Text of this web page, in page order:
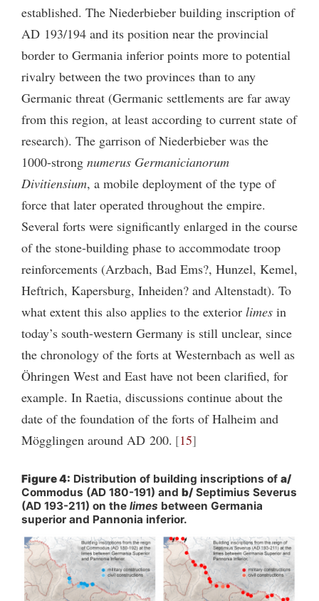
established. The Niederbieber building inscription of
AD 193/194 and its position near the provincial
border to Germania inferior points more to potential
rivalry between the two provinces than to any
Germanic threat (Germanic settlements are far away
from this region, at least according to current state of
research). The garrison of Niederbieber was the
1000-strong numerus Germanicianorum
Divitiensium, a mobile deployment of the type of
force that later operated throughout the empire.
Several forts were significantly enlarged in the course
of the stone-building phase to accommodate troop
reinforcements (Arzbach, Bad Ems?, Hunzel, Kemel,
Heftrich, Kapersburg, Inheiden? and Altenstadt). To
what extent this also applies to the exterior limes in
today’s south-western Germany is still unclear, since
the chronology of the forts at Westernbach as well as
Öhringen West and East have not been clarified, for
example. In Raetia, discussions continue about the
date of the foundation of the forts of Halheim and
Mögglingen around AD 200. 15
Figure 4: Distribution of building inscriptions of a/
Commodus (AD 180-191) and b/ Septimius Severus
(AD 193-211) on the limes between Germania
superior and Pannonia inferior.